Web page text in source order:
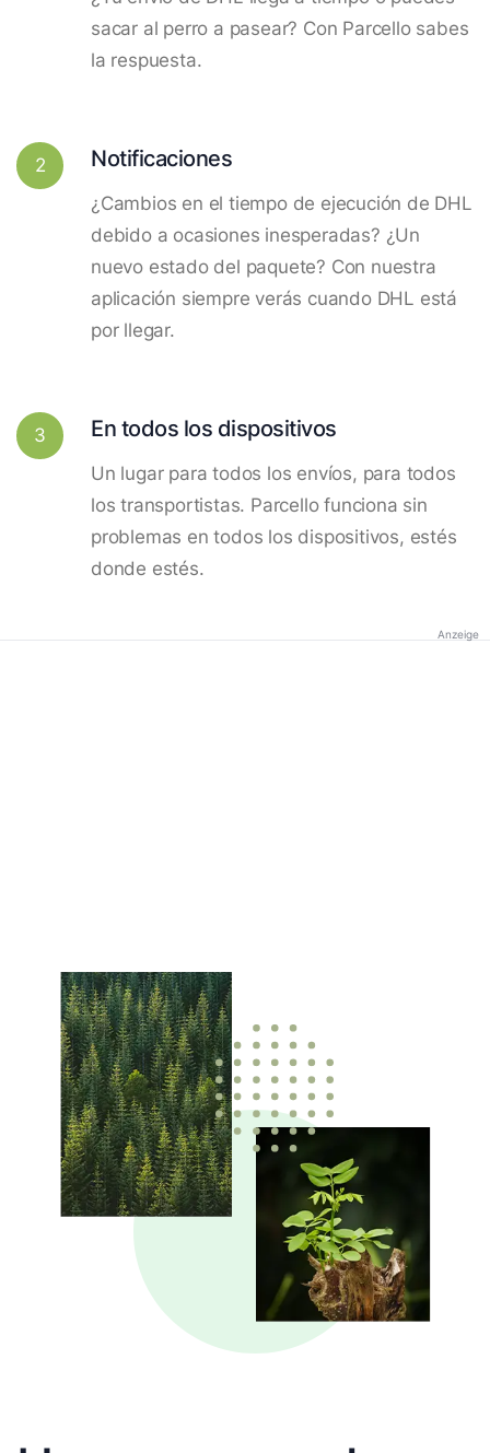
sacar al perro a pasear? Con Parcello sabes
la respuesta.
2 Notificaciones
¿Cambios en el tiempo de ejecución de DHL
debido a ocasiones inesperadas? ¿Un
nuevo estado del paquete? Con nuestra
aplicación siempre verás cuando DHL está
por llegar.
3 En todos los dispositivos
Un lugar para todos los envíos, para todos
los transportistas. Parcello funciona sin
problemas en todos los dispositivos, estés
donde estés.
Anzeige